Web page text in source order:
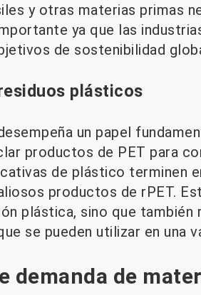
y otras materias primas
ya que las
de sostenibilidad
plásticos
un papel
productos de PET para
de plástico terminen
productos de rPET.
plástica, sino que
se pueden utilizar en una
demanda de